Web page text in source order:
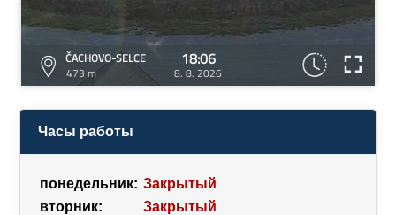
ČACHOVO-SELCE
473 m
18:06
8. 8. 2026
Часы работы
понедельник: Закрытый
вторник:
Закрытый